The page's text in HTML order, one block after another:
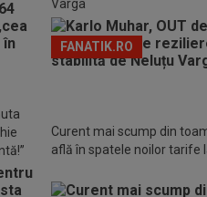
Varga
FANATIK.RO
Curent mai scump din
află în spatele noilor tarife